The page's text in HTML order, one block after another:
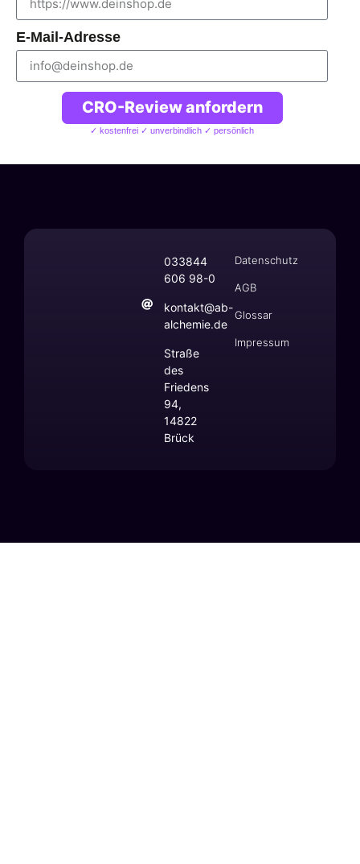
E-Mail-Adresse
CRO-Review anfordern
✓ kostenfrei ✓ unverbindlich ✓ persönlich
033844
606 98-0
kontakt@ab-
alchemie.de
Straße
des
Friedens
94,
14822
Brück
Datenschutz
AGB
Glossar
Impressum